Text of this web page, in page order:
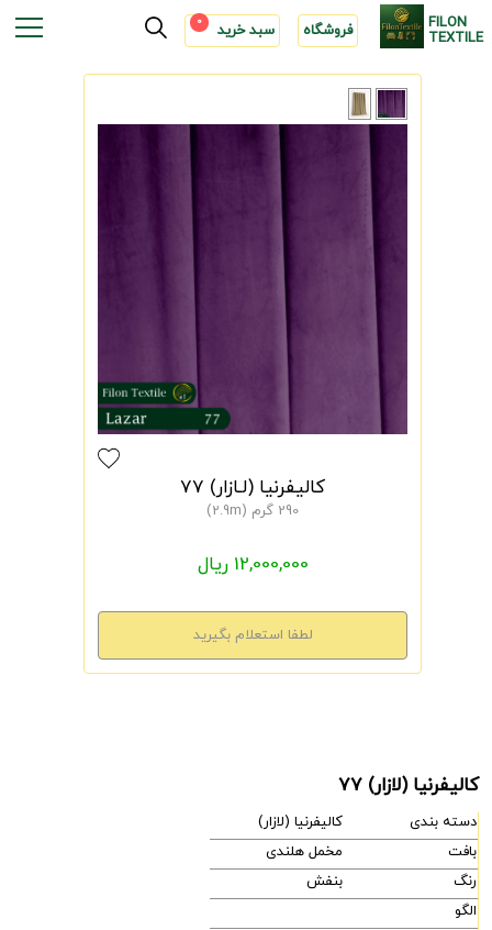
FILON
TEXTILE فروشگاه سبد خرید 0
کالیفرنیا (لـازار) 77
290 گرم (2.9m)
12,000,000 ریال
کالیفرنیا (لازار) 77
دسته بندی
کالیفرنیا (لازار)
بافت
مخمل هلندی
رنگ
بنفش
الگو